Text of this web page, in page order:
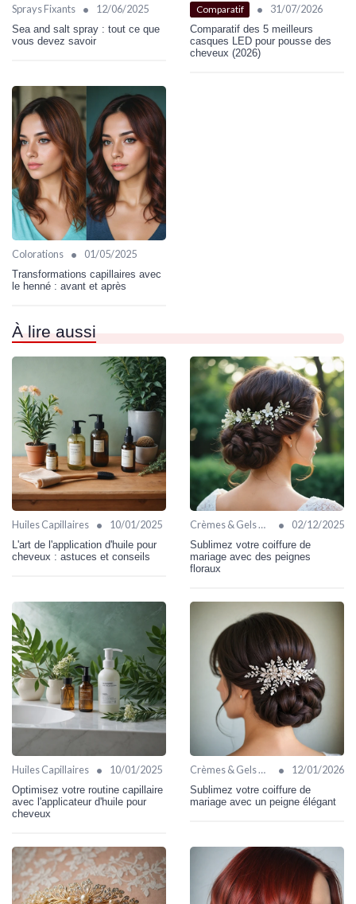
Sprays Fixants • 12/06/2025
Sea and salt spray : tout ce que
vous devez savoir
Comparatif • 31/07/2026
Comparatif des 5 meilleurs
casques LED pour pousse des
cheveux (2026)
Colorations • 01/05/2025
Transformations capillaires avec
le henné : avant et après
À lire aussi
Huiles Capillaires • 10/01/2025
L'art de l'application d'huile pour
cheveux : astuces et conseils
Crèmes & Gels Coiffants • 02/12/2025
Sublimez votre coiffure de
mariage avec des peignes
floraux
Huiles Capillaires • 10/01/2025
Optimisez votre routine capillaire
avec l'applicateur d'huile pour
cheveux
Crèmes & Gels Coiffants • 12/01/2026
Sublimez votre coiffure de
mariage avec un peigne élégant